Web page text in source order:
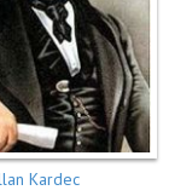
Kardec